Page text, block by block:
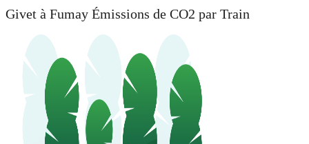
Givet à Fumay Émissions de CO2 par Train